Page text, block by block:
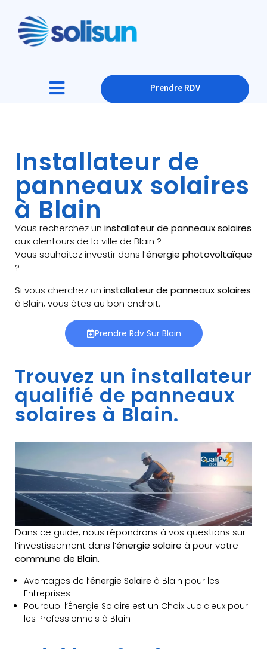
Prendre RDV
Installateur de
panneaux solaires
à Blain
Vous recherchez un installateur de panneaux solaires
aux alentours de la ville de Blain ?
Vous souhaitez investir dans l’énergie photovoltaïque
?
Si vous cherchez un installateur de panneaux solaires
à Blain, vous êtes au bon endroit.
Prendre Rdv Sur Blain
Trouvez un installateur
qualifié de panneaux
solaires à Blain.
Dans ce guide, nous répondrons à vos questions sur
l’investissement dans l’énergie solaire à pour votre
commune de Blain.
Avantages de l’énergie Solaire à Blain pour les
Entreprises
Pourquoi l’Énergie Solaire est un Choix Judicieux pour
les Professionnels à Blain